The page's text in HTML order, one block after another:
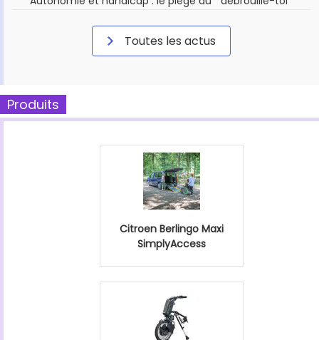
Toutes les actus
Produits
Citroen Berlingo Maxi
SimplyAccess